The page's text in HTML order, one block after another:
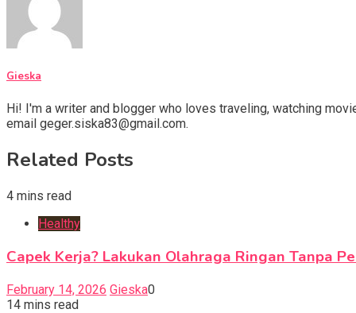
Gieska
Hi! I'm a writer and blogger who loves traveling, watching
email geger.siska83@gmail.com.
Related Posts
4 mins read
Healthy
Capek Kerja? Lakukan Olahraga Ringan Tanpa
February 14, 2026 Gieska0
14 mins read